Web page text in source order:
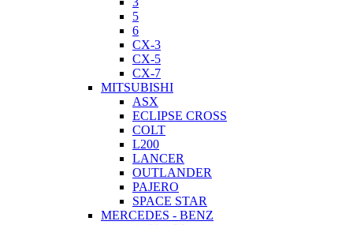
5
6
CX-3
CX-5
CX-7
MITSUBISHI
ASX
ECLIPSE CROSS
COLT
L200
LANCER
OUTLANDER
PAJERO
SPACE STAR
MERCEDES - BENZ